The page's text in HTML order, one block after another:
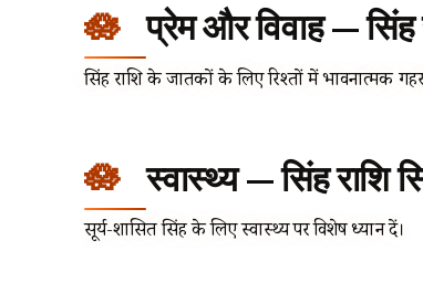
प्रेम और विवाह —
सिंह राशि के जातकों के लिए रिश्तों में भावनात्मक
स्वास्थ्य — सिंह राशि
सूर्य-शासित सिंह के लिए स्वास्थ्य पर विशेष ध्यान दें।